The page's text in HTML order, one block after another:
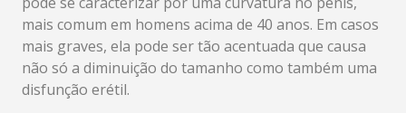
mais comum em homens acima de 40 anos. Em casos
mais graves, ela pode ser tão acentuada que causa
não só a diminuição do tamanho como também uma
disfunção erétil.